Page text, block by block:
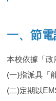
一、節
本校依據「政
(一)指派具「
(二)定期以